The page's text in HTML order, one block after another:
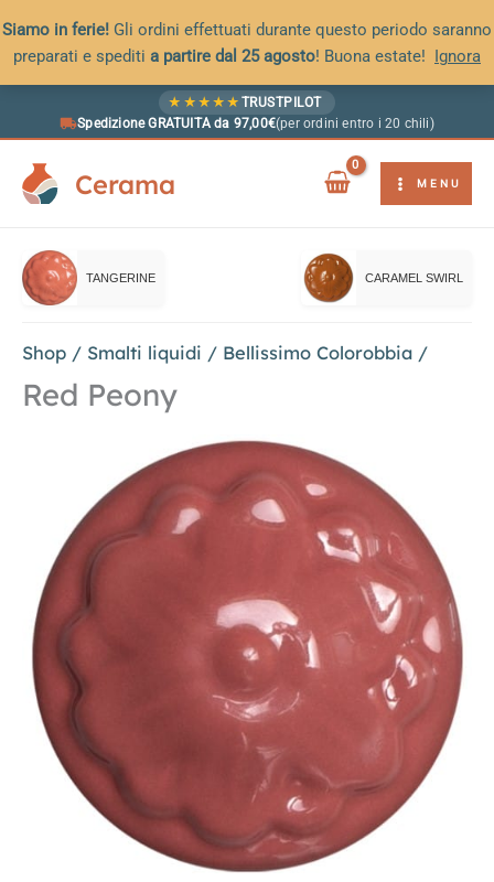
Siamo in ferie! Gli ordini effettuati durante questo periodo saranno
preparati e spediti a partire dal 25 agosto! Buona estate! Ignora
★ ★ ★ ★ ★ TRUSTPILOT
Spedizione GRATUITA da 97,00€(per ordini entro i 20 chili)
Cerama MENU
TANGERINE CARAMEL SWIRL
Shop / Smalti liquidi / Bellissimo Colorobbia /
Red Peony